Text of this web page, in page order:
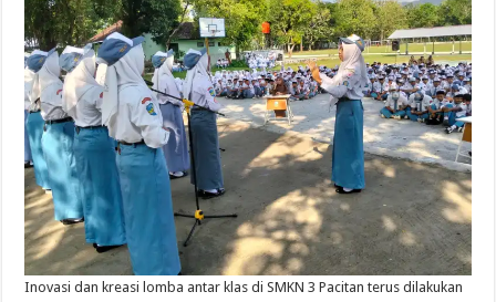
Inovasi dan kreasi lomba antar klas di SMKN 3 Pacitan terus dilakukan